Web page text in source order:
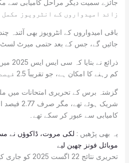
زائد امیدواروں کے انٹرویوز مکمل
باقی امیدواروں کے انٹرویوز بھی آئندہ
جائیں گے، جس کے بعد حتمی میرٹ
ذرائع
کم رہنے کا امکان ہے، جو تقریباً 2.5 فیصد کے لگ بھگ ہو سکتا ہے۔
گزشتہ برس کے تحریری امتحانات میں
شریک ہوئے
کامیابی سے عبور کر سکے تھے۔
یہ بھی پڑھیں : لکی مروت، ڈاکوؤں نے
موبائل فونز چھین لیے
تحریری نتائج 22